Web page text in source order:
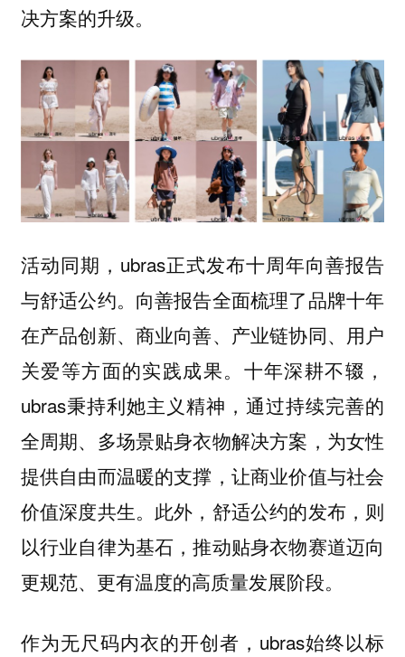
决方案的升级。
活动同期，ubras正式发布十周年向善报告
与舒适公约。向善报告全面梳理了品牌十年
在产品创新、商业向善、产业链协同、用户
关爱等方面的实践成果。十年深耕不辍，
ubras秉持利她主义精神，通过持续完善的
全周期、多场景贴身衣物解决方案，为女性
提供自由而温暖的支撑，让商业价值与社会
价值深度共生。此外，舒适公约的发布，则
以行业自律为基石，推动贴身衣物赛道迈向
更规范、更有温度的高质量发展阶段。
作为无尺码内衣的开创者，ubras始终以标